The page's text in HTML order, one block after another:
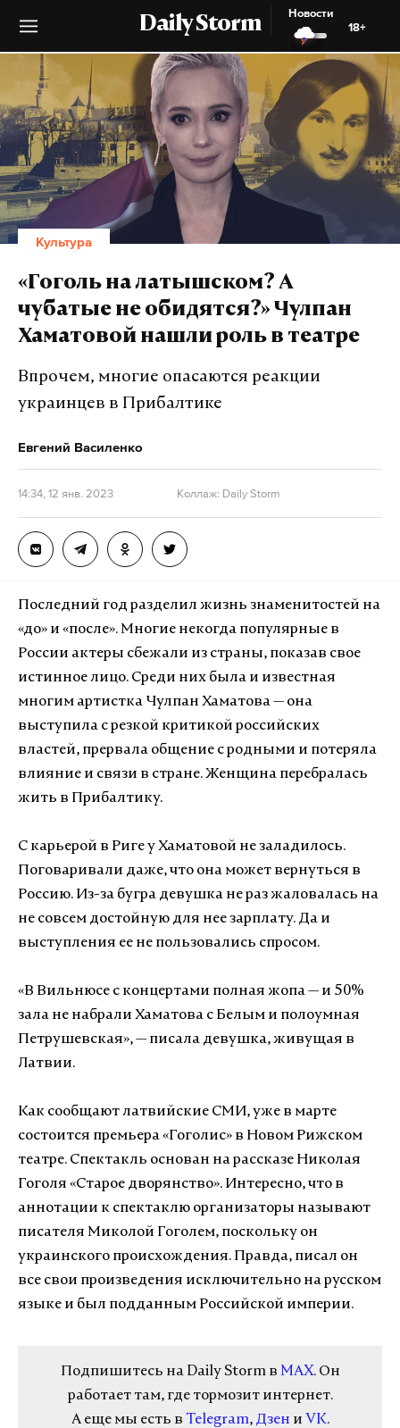
Daily Storm
Новости
18+
Культура
«Гоголь на латышском? А
чубатые не обидятся?» Чулпан
Хаматовой нашли роль в театре
Впрочем, многие опасаются реакции
украинцев в Прибалтике
Евгений Василенко
14:34, 12 янв. 2023 Коллаж: Daily Storm
Последний год разделил жизнь знаменитостей на
«до» и «после». Многие некогда популярные в
России актеры сбежали из страны, показав свое
истинное лицо. Среди них была и известная
многим артистка Чулпан Хаматова — она
выступила с резкой критикой российских
властей, прервала общение с родными и потеряла
влияние и связи в стране. Женщина перебралась
жить в Прибалтику.
С карьерой в Риге у Хаматовой не заладилось.
Поговаривали даже, что она может вернуться в
Россию. Из-за бугра девушка не раз жаловалась на
не совсем достойную для нее зарплату. Да и
выступления ее не пользовались спросом.
«В Вильнюсе с концертами полная жопа — и 50%
зала не набрали Хаматова с Белым и полоумная
Петрушевская», — писала девушка, живущая в
Латвии.
Как сообщают латвийские СМИ, уже в марте
состоится премьера «Гоголис» в Новом Рижском
театре. Спектакль основан на рассказе Николая
Гоголя «Старое дворянство». Интересно, что в
аннотации к спектаклю организаторы называют
писателя Миколой Гоголем, поскольку он
украинского происхождения. Правда, писал он
все свои произведения исключительно на русском
языке и был подданным Российской империи.
Подпишитесь на Daily Storm в MAX. Он
работает там, где тормозит интернет.
А еще мы есть в Telegram, Дзен и VK.